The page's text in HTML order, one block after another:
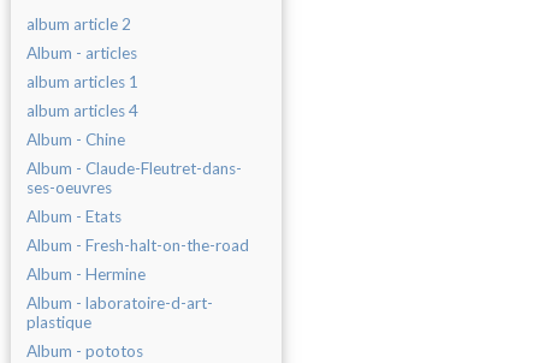
album article 2
Album - articles
album articles 1
album articles 4
Album - Chine
Album - Claude-Fleutret-dans-
ses-oeuvres
Album - Etats
Album - Fresh-halt-on-the-road
Album - Hermine
Album - laboratoire-d-art-
plastique
Album - pototos